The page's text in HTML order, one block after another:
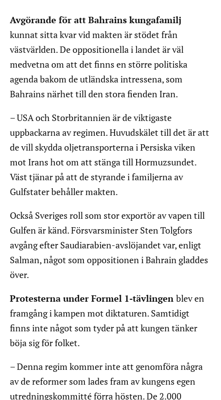
Avgörande för att Bahrains kungafamilj
kunnat sitta kvar vid makten är stödet från
västvärlden. De oppositionella i landet är väl
medvetna om att det finns en större politiska
agenda bakom de utländska intressena, som
Bahrains närhet till den stora fienden Iran.
– USA och Storbritannien är de viktigaste
uppbackarna av regimen. Huvudskälet till det är att
de vill skydda oljetransporterna i Persiska viken
mot Irans hot om att stänga till Hormuzsundet.
Väst tjänar på att de styrande i familjerna av
Gulfstater behåller makten.
Också Sveriges roll som stor exportör av vapen till
Gulfen är känd. Försvarsminister Sten Tolgfors
avgång efter Saudiarabien-avslöjandet var, enligt
Salman, något som oppositionen i Bahrain gladdes
över.
Protesterna under Formel 1-tävlingen blev en
framgång i kampen mot diktaturen. Samtidigt
finns inte något som tyder på att kungen tänker
böja sig för folket.
– Denna regim kommer inte att genomföra några
av de reformer som lades fram av kungens egen
utredningskommitté förra hösten. De 2.000